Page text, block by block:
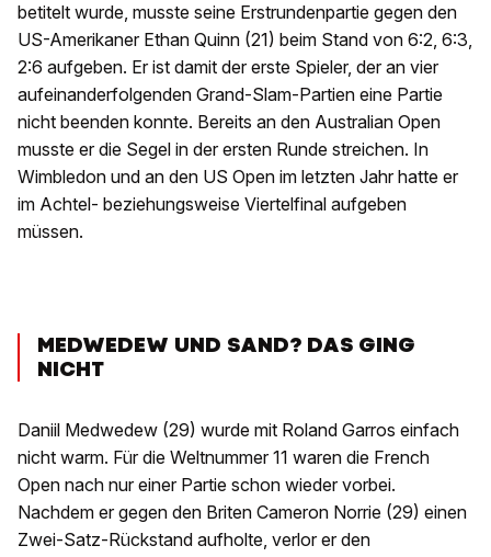
betitelt wurde, musste seine Erstrundenpartie gegen den
US-Amerikaner Ethan Quinn (21) beim Stand von 6:2, 6:3,
2:6 aufgeben. Er ist damit der erste Spieler, der an vier
aufeinanderfolgenden Grand-Slam-Partien eine Partie
nicht beenden konnte. Bereits an den Australian Open
musste er die Segel in der ersten Runde streichen. In
Wimbledon und an den US Open im letzten Jahr hatte er
im Achtel- beziehungsweise Viertelfinal aufgeben
müssen.
MEDWEDEW UND SAND? DAS GING
NICHT
Daniil Medwedew (29) wurde mit Roland Garros einfach
nicht warm. Für die Weltnummer 11 waren die French
Open nach nur einer Partie schon wieder vorbei.
Nachdem er gegen den Briten Cameron Norrie (29) einen
Zwei-Satz-Rückstand aufholte, verlor er den